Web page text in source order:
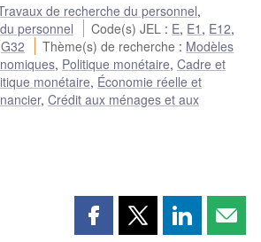
de recherche du personnel,
personnel
Code(s) JEL : E, E1 , E12,
G32 Thème(s) de recherche : Modèles
, Politique monétaire, Cadre et
monétaire, Économie réelle et
, Crédit aux ménages et aux
PartagerPartagerPartager